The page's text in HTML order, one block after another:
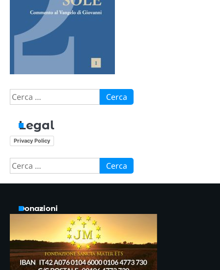
Ricerca
per:
Legal
Privacy Policy
Ricerca
per:
Donazioni